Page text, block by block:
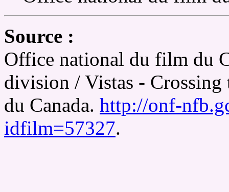
Source :
Office national du film du
division / Vistas -
du Canada. http://onf-
idfilm=57327.